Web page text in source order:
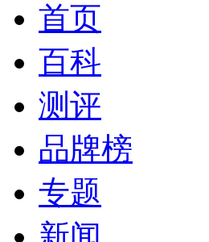
首页
百科
测评
品牌榜
专题